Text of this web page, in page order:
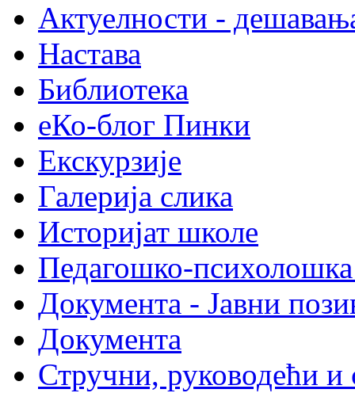
Актуелности -
Настава
Библиотека
еКо-блог Пинки
Екскурзије
Галерија слика
Историјат школе
Педагошко-психолошка
Документа - Јавни
Документа
Стручни, руководећи и